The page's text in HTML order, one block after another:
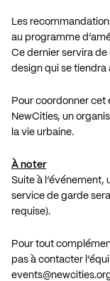
Les
au programme
Ce dernier servira
design qui se tiendra
Pour coordonner cet
NewCities, un
la vie urbaine.
À noter
Suite à l’événement,
service de garde
requise).
Pour tout
pas à contacter